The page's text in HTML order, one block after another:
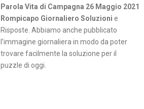
Parola Vita di Campagna 26 Maggio 2021
Rompicapo Giornaliero Soluzioni e
Risposte. Abbiamo anche pubblicato
l’immagine giornaliera in modo da poter
trovare facilmente la soluzione per il
puzzle di oggi.